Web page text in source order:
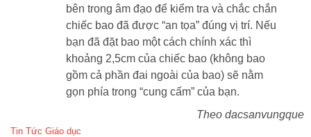
bên trong âm đạo để kiểm tra và chắc chắn
chiếc bao đã được “an tọa” đúng vị trí. Nếu
bạn đã đặt bao một cách chính xác thì
khoảng 2,5cm của chiếc bao (không bao
gồm cả phần đai ngoài của bao) sẽ nằm
gọn phía trong “cung cấm” của bạn.
Theo dacsanvungque
Tin Tức Giáo dục